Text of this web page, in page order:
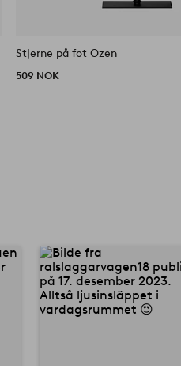
Stjerne på fot Ozen
509 NOK